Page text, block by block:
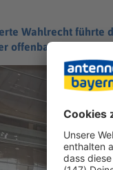
Wahlrecht führte
offenbar hakt es bei